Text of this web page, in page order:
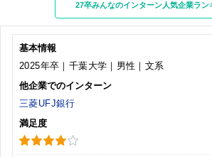
27卒みんなのインターン人気企業ラン
基本情報
2025年卒｜千葉大学｜男性｜文系
他企業でのインターン
三菱UFJ銀行
満足度